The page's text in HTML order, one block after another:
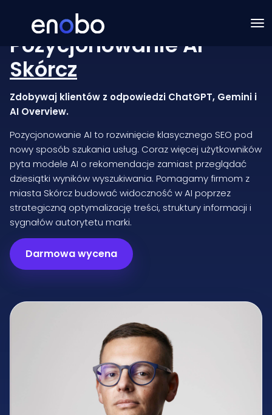
Pozycjonowanie AI
Skórcz
Zdobywaj klientów z odpowiedzi ChatGPT, Gemini i
AI Overview.
Pozycjonowanie AI to rozwinięcie klasycznego SEO pod
nowy sposób szukania usług. Coraz więcej użytkowników
pyta modele AI o rekomendacje zamiast przeglądać
dziesiątki wyników wyszukiwania. Pomagamy firmom z
miasta Skórcz budować widoczność w AI poprzez
strategiczną optymalizację treści, struktury informacji i
sygnałów autorytetu marki.
Darmowa wycena